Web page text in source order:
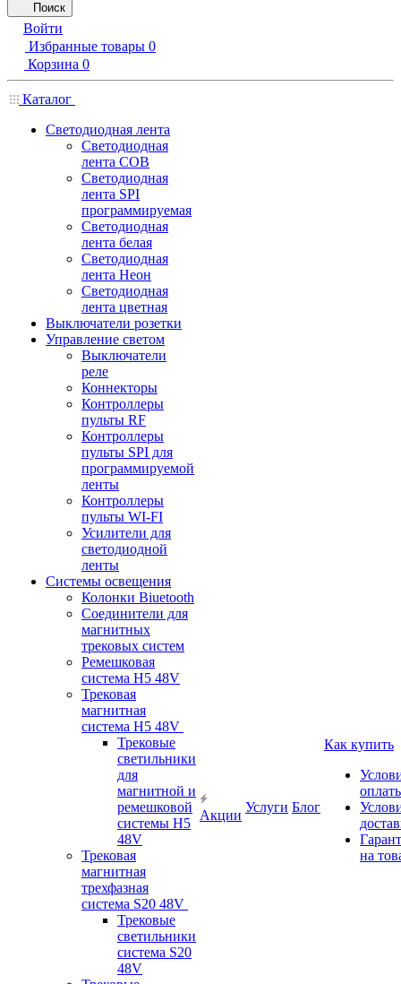
Поиск
Войти
Избранные товары 0
Корзина 0
Каталог
Светодиодная лента
Светодиодная
лента COB
Светодиодная
лента SPI
программируемая
Светодиодная
лента белая
Светодиодная
лента Неон
Светодиодная
лента цветная
Выключатели розетки
Управление светом
Выключатели
реле
Коннекторы
Контроллеры
пульты RF
Контроллеры
пульты SPI для
программируемой
ленты
Контроллеры
пульты WI-FI
Усилители для
светодиодной
ленты
Системы освещения
Колонки Biuetooth
Соединители для
магнитных
трековых систем
Ремешковая
система H5 48V
Трековая
магнитная
система H5 48V
Трековые
светильники
для
магнитной и
ремешковой
системы H5
48V
Трековая
магнитная
трехфазная
система S20 48V
Трековые
светильники
система S20
48V
Акции
Услуги Блог
Как купить
на